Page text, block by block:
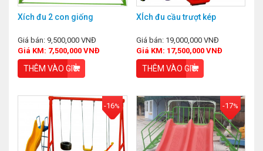
Xích đu 2 con giống
Giá bán: 9,500,000 VNĐ
Giá KM: 7,500,000 VNĐ
THÊM VÀO GIỎ
XÍch đu cầu trượt kép
Giá bán: 19,000,000 VNĐ
Giá KM: 17,500,000 VNĐ
THÊM VÀO GIỎ
-16% -17%